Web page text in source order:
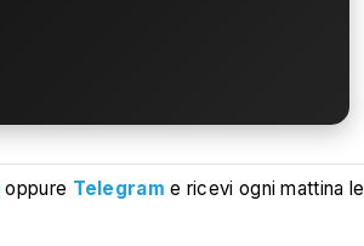
oppure Telegram e ricevi ogni mattina le